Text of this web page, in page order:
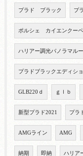
プラド ブラック プ
ポルシェ カイエンクーペ
ハリアー調光パノラマル
プラドブラックエディシ
GLB220ｄ ｇｌｂ
新型プラド2021 プラ
AMGライン AMG
納期 即納 ハリア